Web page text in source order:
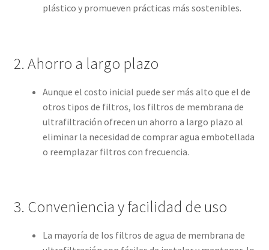
plástico y promueven prácticas más sostenibles.
2. Ahorro a largo plazo
Aunque el costo inicial puede ser más alto que el de
otros tipos de filtros, los filtros de membrana de
ultrafiltración ofrecen un ahorro a largo plazo al
eliminar la necesidad de comprar agua embotellada
o reemplazar filtros con frecuencia.
3. Conveniencia y facilidad de uso
La mayoría de los filtros de agua de membrana de